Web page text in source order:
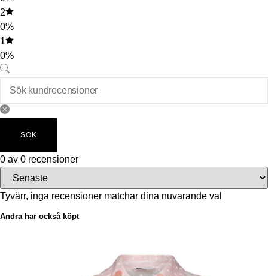
2
0%
1
0%
SÖK
0 av 0 recensioner
Tyvärr, inga recensioner matchar dina nuvarande val
Andra har också köpt